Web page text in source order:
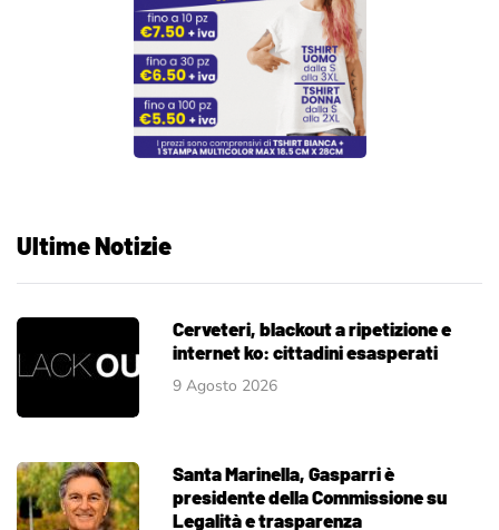
Ultime Notizie
Cerveteri, blackout a ripetizione e
internet ko: cittadini esasperati
9 Agosto 2026
Santa Marinella, Gasparri è
presidente della Commissione su
Legalità e trasparenza